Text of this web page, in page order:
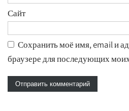
Сайт
Сохранить моё имя, email и
браузере для последующих